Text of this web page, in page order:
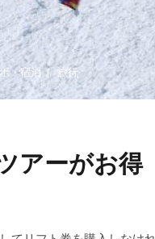
・宿泊 旅行
アーがお得